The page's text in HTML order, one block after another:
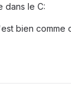
dans le C:
bien comme